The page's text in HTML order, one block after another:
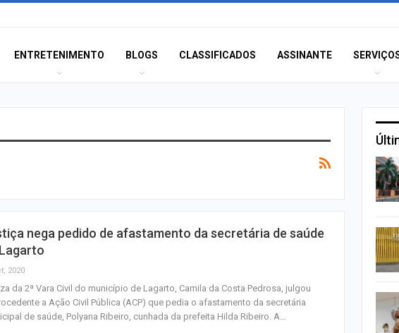
ENTRETENIMENTO BLOGS CLASSIFICADOS ASSINANTE
nega pedido de afastamento da secretária de saúde
2020
da 2ª Vara Civil do município de Lagarto, Camila da Costa Pedrosa, julgou
a Ação Civil Pública (ACP) que pedia o afastamento da secretária
de saúde, Polyana Ribeiro, cunhada da prefeita Hilda Ribeiro. A…
Câmara de Itabaianinha
Filarmônica de Itabaiana
realiza concerto em
Maurício Manieri traz a
Aracaju a turnê
Inesquecível